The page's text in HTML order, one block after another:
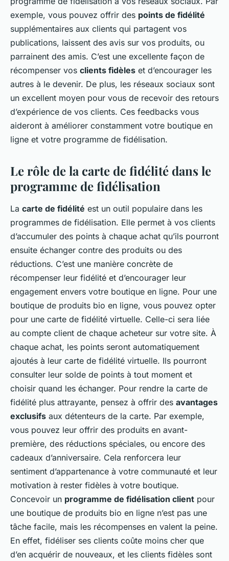
exemple, vous pouvez offrir des points de fidélité
supplémentaires aux clients qui partagent vos
publications, laissent des avis sur vos produits, ou
parrainent des amis. C’est une excellente façon de
récompenser vos clients fidèles et d’encourager les
autres à le devenir. De plus, les réseaux sociaux sont
un excellent moyen pour vous de recevoir des retours
d’expérience de vos clients. Ces feedbacks vous
aideront à améliorer constamment votre boutique en
ligne et votre programme de fidélisation.
Le rôle de la carte de fidélité dans le
programme de fidélisation
La carte de fidélité est un outil populaire dans les
programmes de fidélisation. Elle permet à vos clients
d’accumuler des points à chaque achat qu’ils pourront
ensuite échanger contre des produits ou des
réductions. C’est une manière concrète de
récompenser leur fidélité et d’encourager leur
engagement envers votre boutique en ligne. Pour une
boutique de produits bio en ligne, vous pouvez opter
pour une carte de fidélité virtuelle. Celle-ci sera liée
au compte client de chaque acheteur sur votre site. À
chaque achat, les points seront automatiquement
ajoutés à leur carte de fidélité virtuelle. Ils pourront
consulter leur solde de points à tout moment et
choisir quand les échanger. Pour rendre la carte de
fidélité plus attrayante, pensez à offrir des avantages
exclusifs aux détenteurs de la carte. Par exemple,
vous pouvez leur offrir des produits en avant-
première, des réductions spéciales, ou encore des
cadeaux d’anniversaire. Cela renforcera leur
sentiment d’appartenance à votre communauté et leur
motivation à rester fidèles à votre boutique.
Concevoir un programme de fidélisation client pour
une boutique de produits bio en ligne n’est pas une
tâche facile, mais les récompenses en valent la peine.
En effet, fidéliser ses clients coûte moins cher que
d’en acquérir de nouveaux, et les clients fidèles sont